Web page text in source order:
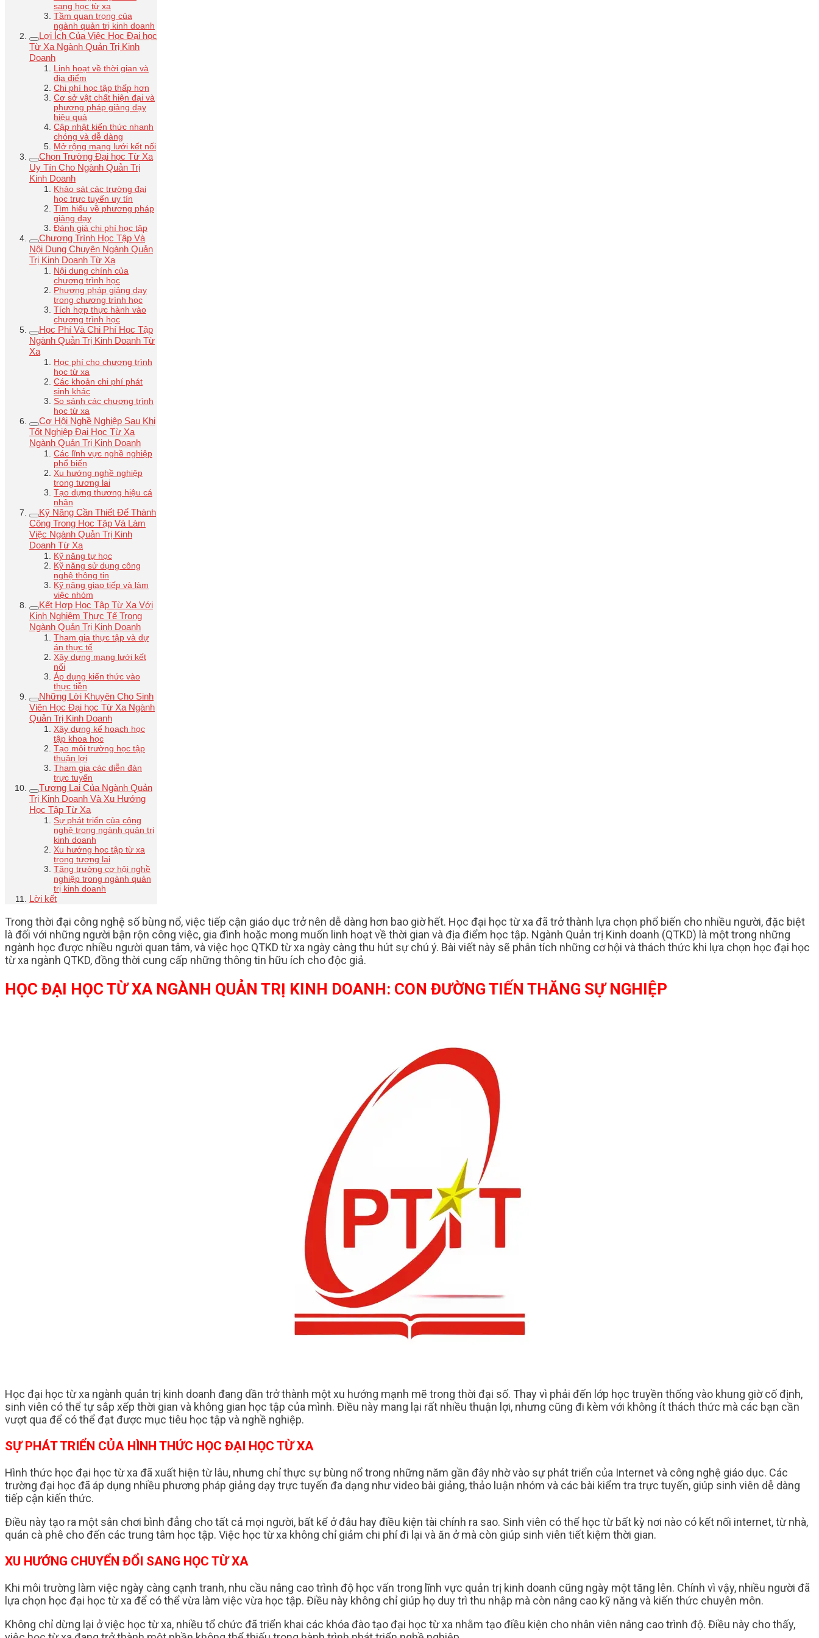
sang học từ xa
Tầm quan trọng của
ngành quản trị kinh doanh
Lợi Ích Của Việc Học Đại học
Từ Xa Ngành Quản Trị Kinh
Doanh
Linh hoạt về thời gian và
địa điểm
Chi phí học tập thấp hơn
Cơ sở vật chất hiện đại và
phương pháp giảng dạy
hiệu quả
Cập nhật kiến thức nhanh
chóng và dễ dàng
Mở rộng mạng lưới kết nối
Chọn Trường Đại học Từ Xa
Uy Tín Cho Ngành Quản Trị
Kinh Doanh
Khảo sát các trường đại
học trực tuyến uy tín
Tìm hiểu về phương pháp
giảng dạy
Đánh giá chi phí học tập
Chương Trình Học Tập Và
Nội Dung Chuyên Ngành Quản
Trị Kinh Doanh Từ Xa
Nội dung chính của
chương trình học
Phương pháp giảng dạy
trong chương trình học
Tích hợp thực hành vào
chương trình học
Học Phí Và Chi Phí Học Tập
Ngành Quản Trị Kinh Doanh Từ
Xa
Học phí cho chương trình
học từ xa
Các khoản chi phí phát
sinh khác
So sánh các chương trình
học từ xa
Cơ Hội Nghề Nghiệp Sau Khi
Tốt Nghiệp Đại Học Từ Xa
Ngành Quản Trị Kinh Doanh
Các lĩnh vực nghề nghiệp
phổ biến
Xu hướng nghề nghiệp
trong tương lai
Tạo dựng thương hiệu cá
nhân
Kỹ Năng Cần Thiết Để Thành
Công Trong Học Tập Và Làm
Việc Ngành Quản Trị Kinh
Doanh Từ Xa
Kỹ năng tự học
Kỹ năng sử dụng công
nghệ thông tin
Kỹ năng giao tiếp và làm
việc nhóm
Kết Hợp Học Tập Từ Xa Với
Kinh Nghiệm Thực Tế Trong
Ngành Quản Trị Kinh Doanh
Tham gia thực tập và dự
án thực tế
Xây dựng mạng lưới kết
nối
Áp dụng kiến thức vào
thực tiễn
Những Lời Khuyên Cho Sinh
Viên Học Đại học Từ Xa Ngành
Quản Trị Kinh Doanh
Xây dựng kế hoạch học
tập khoa học
Tạo môi trường học tập
thuận lợi
Tham gia các diễn đàn
trực tuyến
Tương Lai Của Ngành Quản
Trị Kinh Doanh Và Xu Hướng
Học Tập Từ Xa
Sự phát triển của công
nghệ trong ngành quản trị
kinh doanh
Xu hướng học tập từ xa
trong tương lai
Tăng trưởng cơ hội nghề
nghiệp trong ngành quản
trị kinh doanh
Lời kết
Trong thời đại công nghệ số bùng nổ, việc tiếp cận giáo dục trở nên dễ dàng hơn bao giờ hết. Học đại học từ xa đã trở thành lựa chọn phổ biến cho nhiều người, đặc biệt
là đối với những người bận rộn công việc, gia đình hoặc mong muốn linh hoạt về thời gian và địa điểm học tập. Ngành Quản trị Kinh doanh (QTKD) là một trong những
ngành học được nhiều người quan tâm, và việc học QTKD từ xa ngày càng thu hút sự chú ý. Bài viết này sẽ phân tích những cơ hội và thách thức khi lựa chọn học đại học
từ xa ngành QTKD, đồng thời cung cấp những thông tin hữu ích cho độc giả.
HỌC ĐẠI HỌC TỪ XA NGÀNH QUẢN TRỊ KINH DOANH: CON ĐƯỜNG TIẾN THĂNG SỰ NGHIỆP
Học đại học từ xa ngành quản trị kinh doanh đang dần trở thành một xu hướng mạnh mẽ trong thời đại số. Thay vì phải đến lớp học truyền thống vào khung giờ cố định,
sinh viên có thể tự sắp xếp thời gian và không gian học tập của mình. Điều này mang lại rất nhiều thuận lợi, nhưng cũng đi kèm với không ít thách thức mà các bạn cần
vượt qua để có thể đạt được mục tiêu học tập và nghề nghiệp.
SỰ PHÁT TRIỂN CỦA HÌNH THỨC HỌC ĐẠI HỌC TỪ XA
Hình thức học đại học từ xa đã xuất hiện từ lâu, nhưng chỉ thực sự bùng nổ trong những năm gần đây nhờ vào sự phát triển của Internet và công nghệ giáo dục. Các
trường đại học đã áp dụng nhiều phương pháp giảng dạy trực tuyến đa dạng như video bài giảng, thảo luận nhóm và các bài kiểm tra trực tuyến, giúp sinh viên dễ dàng
tiếp cận kiến thức.
Điều này tạo ra một sân chơi bình đẳng cho tất cả mọi người, bất kể ở đâu hay điều kiện tài chính ra sao. Sinh viên có thể học từ bất kỳ nơi nào có kết nối internet, từ nhà,
quán cà phê cho đến các trung tâm học tập. Việc học từ xa không chỉ giảm chi phí đi lại và ăn ở mà còn giúp sinh viên tiết kiệm thời gian.
XU HƯỚNG CHUYỂN ĐỔI SANG HỌC TỪ XA
Khi môi trường làm việc ngày càng cạnh tranh, nhu cầu nâng cao trình độ học vấn trong lĩnh vực quản trị kinh doanh cũng ngày một tăng lên. Chính vì vậy, nhiều người đã
lựa chọn học đại học từ xa để có thể vừa làm việc vừa học tập. Điều này không chỉ giúp họ duy trì thu nhập mà còn nâng cao kỹ năng và kiến thức chuyên môn.
Không chỉ dừng lại ở việc học từ xa, nhiều tổ chức đã triển khai các khóa đào tạo đại học từ xa nhằm tạo điều kiện cho nhân viên nâng cao trình độ. Điều này cho thấy,